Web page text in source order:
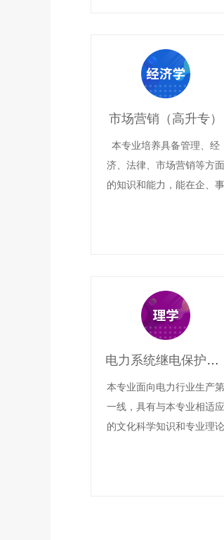
等工作。
市场营销（高升专）
本专业培养具备管理、经
济、法律、市场营销等方面
的知识和能力，能在企、事
电力系统继电保护与自动化技术（高升专）
本专业面向电力行业生产第
一线，具有与本专业相适应
的文化科学知识和专业理论